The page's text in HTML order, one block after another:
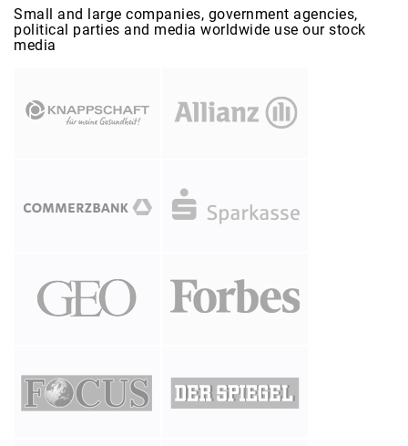
Small and large companies, government agencies,
political parties and media worldwide use our stock
media